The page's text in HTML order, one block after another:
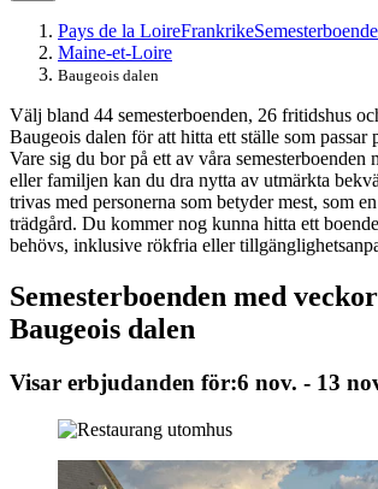
Pays de la LoireFrankrike
Maine-et-Loire
Baugeois dalen
Välj bland 44 semesterboenden, 26 fritidshus
Baugeois dalen för att hitta ett ställe som passar
Vare sig du bor på ett av våra semesterboenden
eller familjen kan du dra nytta av utmärkta
trivas med personerna som betyder mest, som
trädgård. Du kommer nog kunna hitta ett
behövs, inklusive rökfria eller
Semesterboenden med
Baugeois dalen
Visar erbjudanden för:6 nov. - 13